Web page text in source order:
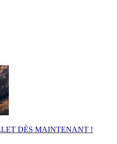
DÈS MAINTENANT !